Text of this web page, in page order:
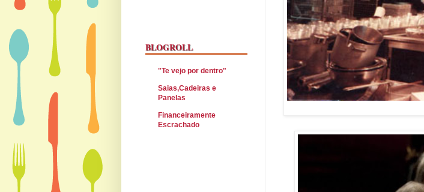
BLOGROLL
"Te vejo por dentro"
Saias,Cadeiras e
Panelas
Financeiramente
Escrachado